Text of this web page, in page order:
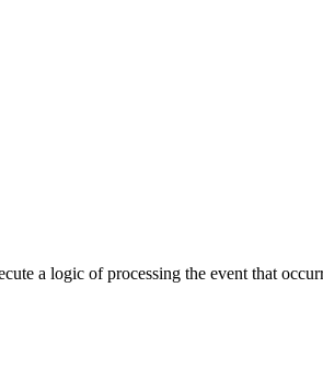
a logic of processing the event that